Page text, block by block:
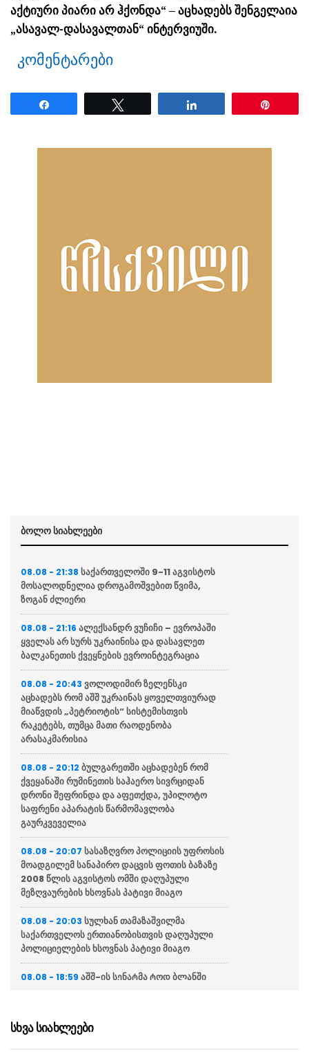
აქტიური პიარი არ ჰქონდა“ – აცხადებს შენგელაია
„ასავალ-დასავალთან“ ინტერვიუში.
კომენტარები
ბოლო სიახლეები
08.08 - 21:38 საქართველოში 9-11 აგვისტოს
მოსალოდნელია დროგამოშვებით წვიმა,
ზოგან ძლიერი
08.08 - 21:16 ალექსანდრ ვუჩიჩი – ევროპაში
ყველას არ სურს უკრაინისა და დასავლეთ
ბალკანეთის ქვეყნების ევროინტეგრაცია
08.08 - 20:43 ვოლოდიმირ ზელენსკი
აცხადებს რომ აშშ უკრაინას ყოველთვიურად
მიაწვდის „პეტრიოტის“ სისტემისთვის
რაკეტებს, თუმცა მათი რაოდენობა
არასაკმარისია
08.08 - 20:12 ბულგარეთში აცხადებენ რომ
ქვეყანაში რუმინეთის საჰაერო სივრციდან
დრონი შეფრინდა და აფეთქდა, უპილოტო
საფრენი აპარატის წარმომავლობა
გაურკვეველია
08.08 - 20:07 სასაზღვრო პოლიციის უფროსის
მოადგილემ სანაპირო დაცვის ფოთის ბაზაზე
2008 წლის აგვისტოს ომში დაღუპული
მეზღვაურების ხსოვნას პატივი მიაგო
08.08 - 20:03 სულხან თამაზაშვილმა
საქართველოს ერთიანობისთვის დაღუპული
პოლიციელების ხსოვნას პატივი მიაგო
08.08 - 18:59 აშშ-ის სენატმა ტოდ ბლანში
08.08 - 18:38“მე და გია ბარამიძე ერთად
სხვა სიახლეები